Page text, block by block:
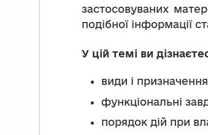
застосовуваних
подібної інформації
У цій темі ви
види і
функціональні
порядок дій при